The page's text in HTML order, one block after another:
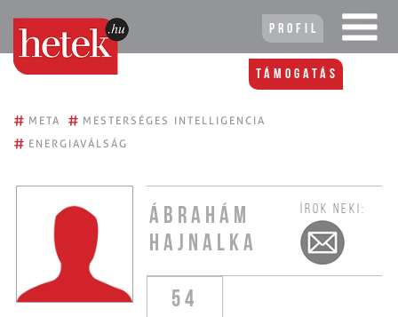
Profil
Támogatás
# META # MESTERSÉGES INTELLIGENCIA
# ENERGIAVÁLSÁG
ÁBRAHÁM
HAJNALKA
ÍROK NEKI:
54